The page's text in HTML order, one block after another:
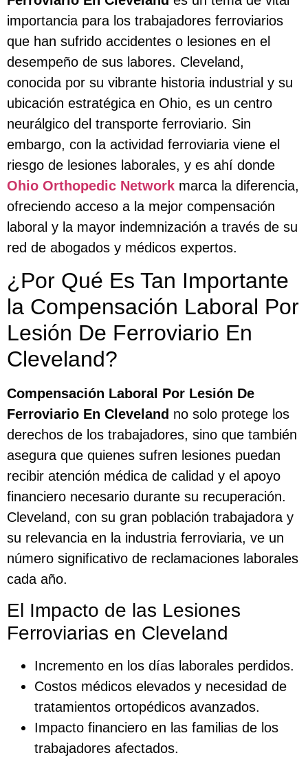
importancia para los trabajadores ferroviarios
que han sufrido accidentes o lesiones en el
desempeño de sus labores. Cleveland,
conocida por su vibrante historia industrial y su
ubicación estratégica en Ohio, es un centro
neurálgico del transporte ferroviario. Sin
embargo, con la actividad ferroviaria viene el
riesgo de lesiones laborales, y es ahí donde
Ohio Orthopedic Network marca la diferencia,
ofreciendo acceso a la mejor compensación
laboral y la mayor indemnización a través de su
red de abogados y médicos expertos.
¿Por Qué Es Tan Importante
la Compensación Laboral Por
Lesión De Ferroviario En
Cleveland?
Compensación Laboral Por Lesión De
Ferroviario En Cleveland no solo protege los
derechos de los trabajadores, sino que también
asegura que quienes sufren lesiones puedan
recibir atención médica de calidad y el apoyo
financiero necesario durante su recuperación.
Cleveland, con su gran población trabajadora y
su relevancia en la industria ferroviaria, ve un
número significativo de reclamaciones laborales
cada año.
El Impacto de las Lesiones
Ferroviarias en Cleveland
Incremento en los días laborales perdidos.
Costos médicos elevados y necesidad de
tratamientos ortopédicos avanzados.
Impacto financiero en las familias de los
trabajadores afectados.